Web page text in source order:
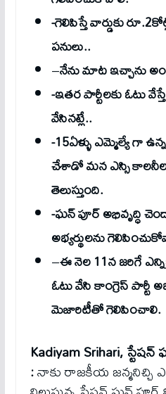
-గెలిపిస్తే వార్డుకు
పనులు..
–నేను మాట ఇచ్చాను
-ఇతర పార్టీలకు ఓటు
వేసినట్లే..
-15ఏళ్ళు ఎమ్మెల్యే గా
చేశాడో మన ఎస్సి
తెలుస్తుంది.
-ఘన్ పూర్ అభివృద్ధి
అభ్యర్థులను
–ఈ నెల 11న జరిగే
ఓటు వేసి కాంగ్రెస్ పార్టీ
మెజారిటీతో గెలిపించాలి.
Kadiyam Srihari, స్టేషన్
:నాకు రాజకీయ జన్మనిచ్చి